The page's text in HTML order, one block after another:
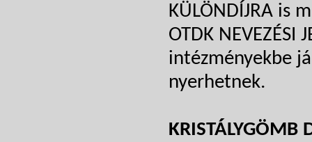
KÜLÖNDÍJRA is
OTDK NEVEZÉSI
intézményekbe
nyerhetnek.
KRISTÁLYGÖMB